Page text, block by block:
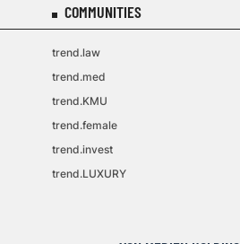
COMMUNITIES
trend.law
trend.med
trend.KMU
trend.female
trend.invest
trend.LUXURY